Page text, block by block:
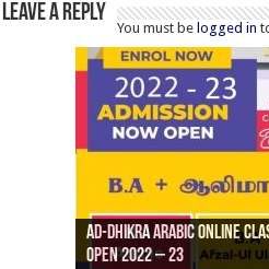
Leave a Reply
You must be logged in
Ad-Dhikra Arabic Online
Open 2022 – 23
Ad-Dhikra Arabic Online
AD DHIKRA ARABIC COLLEGE
ரியாத் ஜும்ஆ தமிழாக்கம்,
Masjid (Kuwait Masjid),